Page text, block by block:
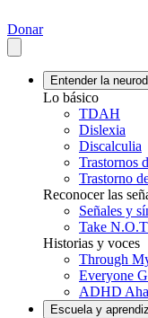
Donar
Entender la
Lo básico
TDAH
Dislexia
Discalculia
Trastornos
Trastorno
Reconocer las
Señales y
Take
Historias y voces
Through
Everyone
ADHD
Escuela y